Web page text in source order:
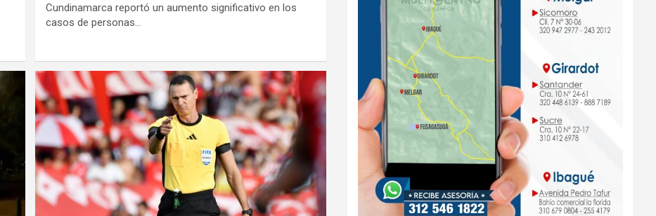
Cundinamarca reportó un aumento significativo en los
casos de personas…